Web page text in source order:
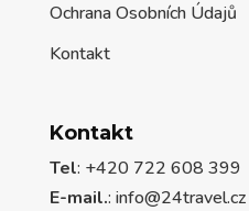
Ochrana Osobních Údajů
Kontakt
Kontakt
Tel: +420 722 608 399
E-mail.: info@24travel.cz